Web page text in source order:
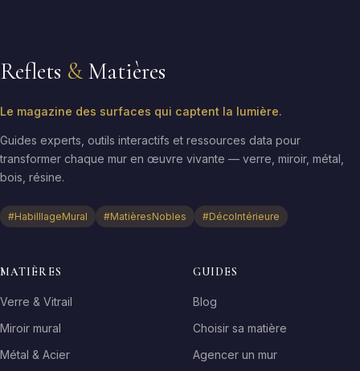
Reflets & Matières
Le magazine des surfaces qui captent la lumière.
Guides experts, outils interactifs et ressources data pour
transformer chaque mur en œuvre vivante — verre, miroir, métal,
bois, résine.
#HabilllageMural #MatièresNobles #DécoIntérieure
MATIÈRES
Verre & Vitrail
Miroir mural
Métal & Acier
GUIDES
Blog
Choisir sa matière
Agencer un mur